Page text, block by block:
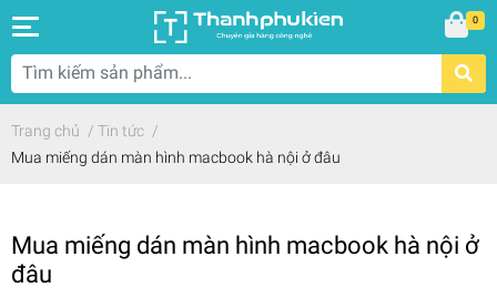
0
Trang chủ / Tin tức /
Mua miếng dán màn hình macbook hà nội ở đâu
Mua miếng dán màn hình macbook hà nội ở
đâu